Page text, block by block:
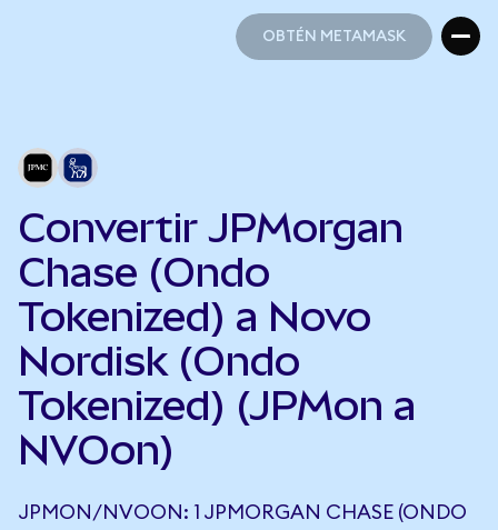
OBTÉN METAMASK
Convertir JPMorgan
Chase (Ondo
Tokenized) a Novo
Nordisk (Ondo
Tokenized) (JPMon a
NVOon)
JPMON/NVOON: 1 JPMORGAN CHASE (ONDO